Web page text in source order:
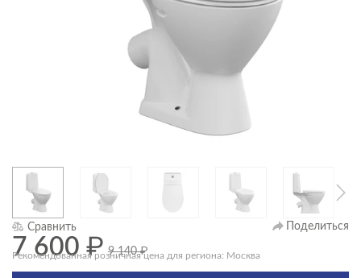
Сравнить Поделиться
7 600₽ 9 140₽
Рекомендованная розничная цена для региона: Москва